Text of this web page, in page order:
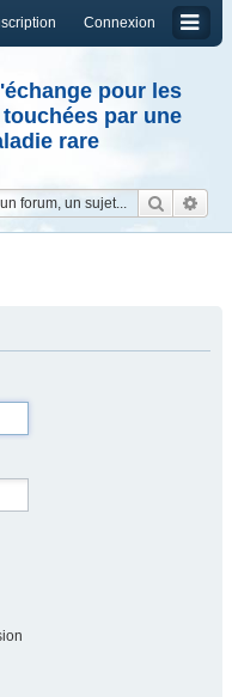
Connexion
pour les
par une
rare